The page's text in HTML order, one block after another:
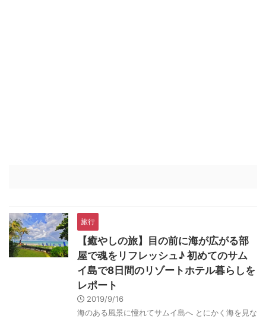
旅行
【癒やしの旅】目の前に海が広がる部
屋で魂をリフレッシュ♪ 初めてのサム
イ島で8日間のリゾートホテル暮らしを
レポート
2019/9/16
海のある風景に憧れてサムイ島へ とにかく海を見な